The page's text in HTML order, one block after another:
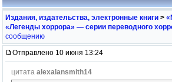
Издания, издательства, электронные книги >
«Легенды хоррора» — серии переводного
сообщению
Отправлено 10 июня 13:24
цитата alexalansmith14